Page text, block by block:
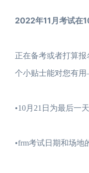
2022年11月考试在
正在备考或者打算
个小贴士能对您有
•10月21日为最后一
•frm考试日期和场地